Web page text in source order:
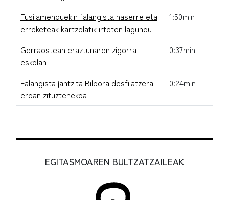
Fusilamenduekin falangista haserre eta
erreketeak kartzelatik irteten lagundu
1:50min
Gerraostean eraztunaren zigorra
eskolan
0:37min
Falangista jantzita Bilbora desfilatzera
eroan zituztenekoa
0:24min
EGITASMOAREN BULTZATZAILEAK